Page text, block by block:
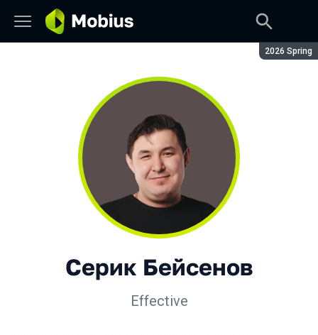
Сезон:
2026 Spring
Серик Бейсенов
Effective